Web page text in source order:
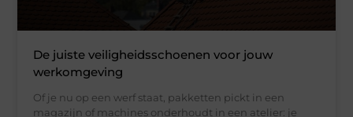
De juiste veiligheidsschoenen voor jouw
werkomgeving
Of je nu op een werf staat, pakketten pickt in een
magazijn of machines onderhoudt in een atelier: je